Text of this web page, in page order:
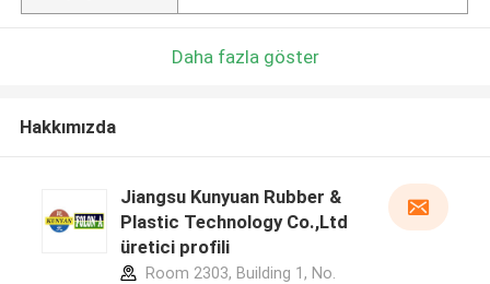
Daha fazla göster
Hakkımızda
Jiangsu Kunyuan Rubber &
Plastic Technology Co.,Ltd
üretici profili
Room 2303, Building 1, No.